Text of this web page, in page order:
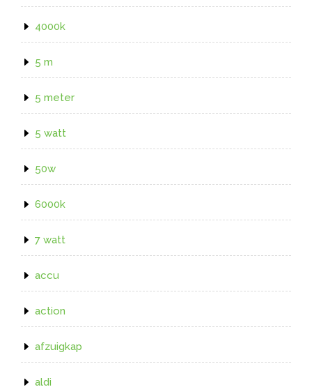
4000k
5 m
5 meter
5 watt
50w
6000k
7 watt
accu
action
afzuigkap
aldi